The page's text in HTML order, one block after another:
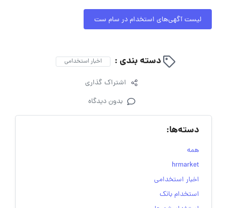
لیست آگهی‌های استخدام در سام ست
دسته بندی : اخبار استخدامی
اشتراک گذاری
بدون دیدگاه
دسته‌ها:
همه
hrmarket
اخبار استخدامی
استخدام بانک